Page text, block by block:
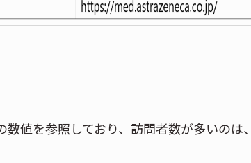
値を参照しており、訪問者数が多いのは